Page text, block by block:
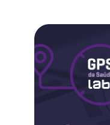
Maternidade
Novidades do Labi
Saúde da Mulher